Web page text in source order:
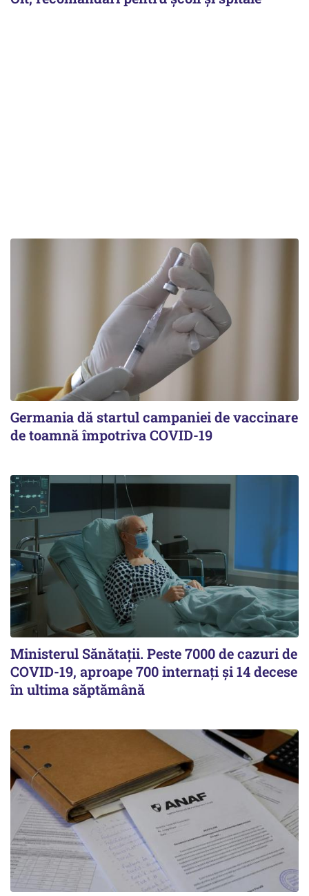
Germania dă startul campaniei de vaccinare
de toamnă împotriva COVID-19
Ministerul Sănătații. Peste 7000 de cazuri de
COVID-19, aproape 700 internați și 14 decese
în ultima săptămână